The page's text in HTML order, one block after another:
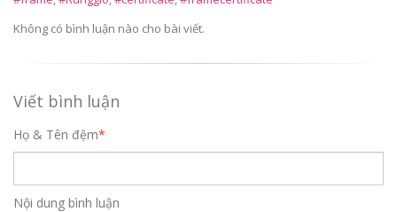
Không có bình luận nào cho bài viết.
Viết bình luận
*
Họ & Tên đệm
Nội dung bình luận